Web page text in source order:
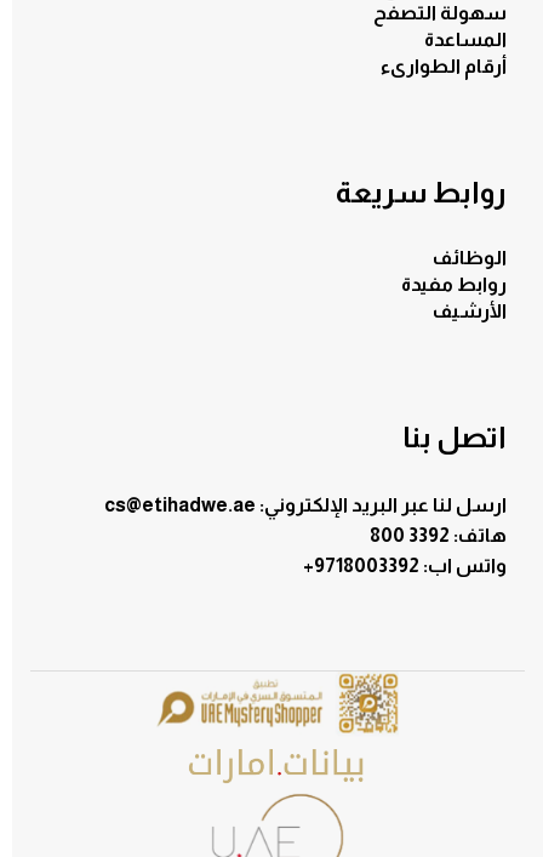
سهولة التصفح
المساعدة
أرقام الطوارىء
روابط سريعة
الوظائف
روابط مفيدة
الأرشيف
اتصل بنا
ارسل لنا عبر البريد الإلكتروني: cs@etihadwe.ae
هاتف: 3392 800
+9718003392 :واتس اب